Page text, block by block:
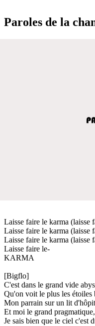
Paroles de la
Laisse faire le karma (laisse
Laisse faire le karma (laisse
Laisse faire le karma (laisse
Laisse faire le-
KARMA
[Bigflo]
C'est dans le grand vide
Qu'on voit le plus les étoiles
Mon parrain sur un lit
Et moi le grand
Je sais bien que le ciel c'est